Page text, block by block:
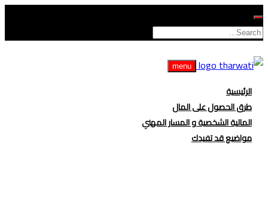
menu
الرئيسية
طرق الحصول على المال
المالية الشخصية و المسار المهني
مواضيع قد تفيدك